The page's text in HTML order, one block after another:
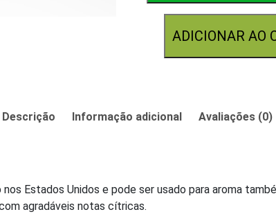
ADICIONAR AO
Descrição Informação adicional Avaliações (0)
Estados Unidos e pode ser usado para aroma
agradáveis notas cítricas.